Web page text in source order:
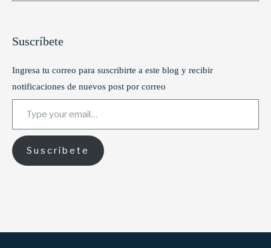
Suscríbete
Ingresa tu correo para suscribirte a este blog y recibir
notificaciones de nuevos post por correo
Type your email…
Suscríbete